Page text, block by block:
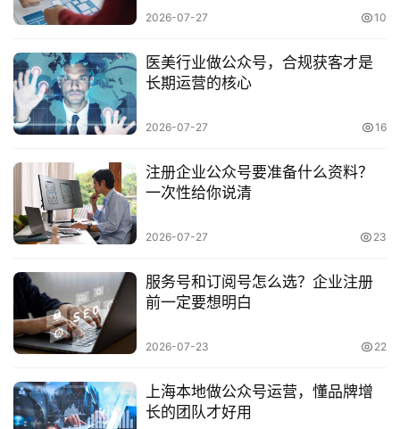
序
发
网
站
发
s
e
优
化
数
营
销
2026-07-27 10
医美行业做公众号，合规获客才是
长期运营的核心
2026-07-27 16
注册企业公众号要准备什么资料？
一次性给你说清
2026-07-27 23
服务号和订阅号怎么选？企业注册
前一定要想明白
2026-07-23 22
上海本地做公众号运营，懂品牌增
长的团队才好用